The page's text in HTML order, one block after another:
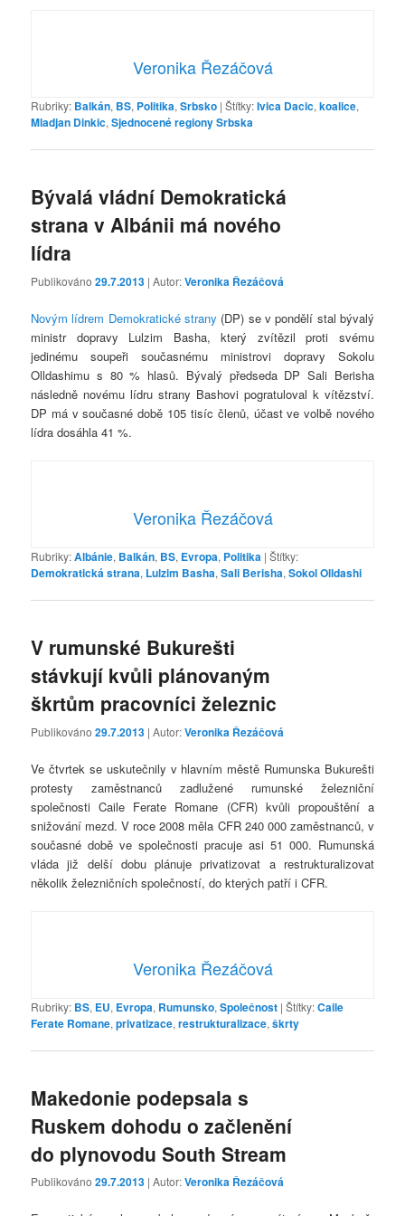
Veronika Řezáčová
Rubriky: Balkán, BS, Politika,Srbsko |Štítky:Ivica Dacic,koalice,
Mladjan Dinkic,Sjednocené regiony Srbska
Bývalá vládní Demokratická
strana v Albánii má nového
lídra
Publikováno29.7.2013 | Autor:Veronika Řezáčová
Novým lídrem Demokratické strany (DP) se v pondělí stal bývalý
ministr dopravy Lulzim Basha, který zvítězil proti svému
jedinému soupeři současnému ministrovi dopravy Sokolu
Olldashimu s 80 % hlasů. Bývalý předseda DP Sali Berisha
následně novému lídru strany Bashovi pogratuloval k vítězství.
DP má v současné době 105 tisíc členů, účast ve volbě nového
lídra dosáhla 41 %.
Veronika Řezáčová
Rubriky:Albánie, Balkán, BS, Evropa, Politika |Štítky:
Demokratická strana, Lulzim Basha,Sali Berisha,Sokol Olldashi
V rumunské Bukurešti
stávkují kvůli plánovaným
škrtům pracovníci železnic
Publikováno29.7.2013 | Autor:Veronika Řezáčová
Ve čtvrtek se uskutečnily v hlavním městě Rumunska Bukurešti
protesty zaměstnanců zadlužené rumunské železniční
společnosti Caile Ferate Romane (CFR) kvůli propouštění a
snižování mezd. V roce 2008 měla CFR 240 000 zaměstnanců, v
současné době ve společnosti pracuje asi 51 000. Rumunská
vláda již delší dobu plánuje privatizovat a restrukturalizovat
několik železničních společností, do kterých patří i CFR.
Veronika Řezáčová
Rubriky: BS, EU, Evropa, Rumunsko,Společnost |Štítky:Caile
Ferate Romane,privatizace,restrukturalizace,škrty
Makedonie podepsala s
Ruskem dohodu o začlenění
do plynovodu South Stream
Publikováno29.7.2013 | Autor:Veronika Řezáčová